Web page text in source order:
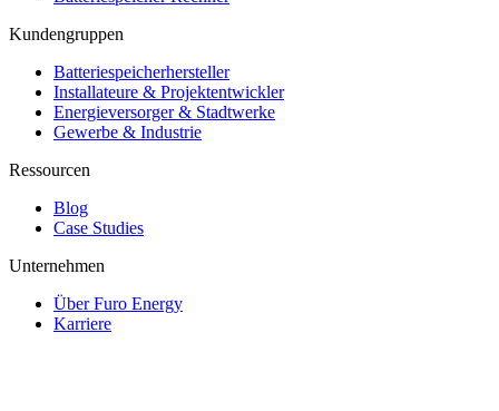
Kundengruppen
Batteriespeicherhersteller
Installateure & Projektentwickler
Energieversorger & Stadtwerke
Gewerbe & Industrie
Ressourcen
Blog
Case Studies
Unternehmen
Über Furo Energy
Karriere